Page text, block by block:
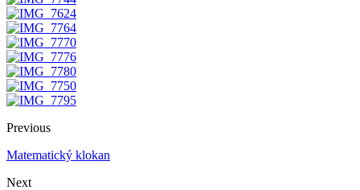
Previous
Matematický klokan
Next